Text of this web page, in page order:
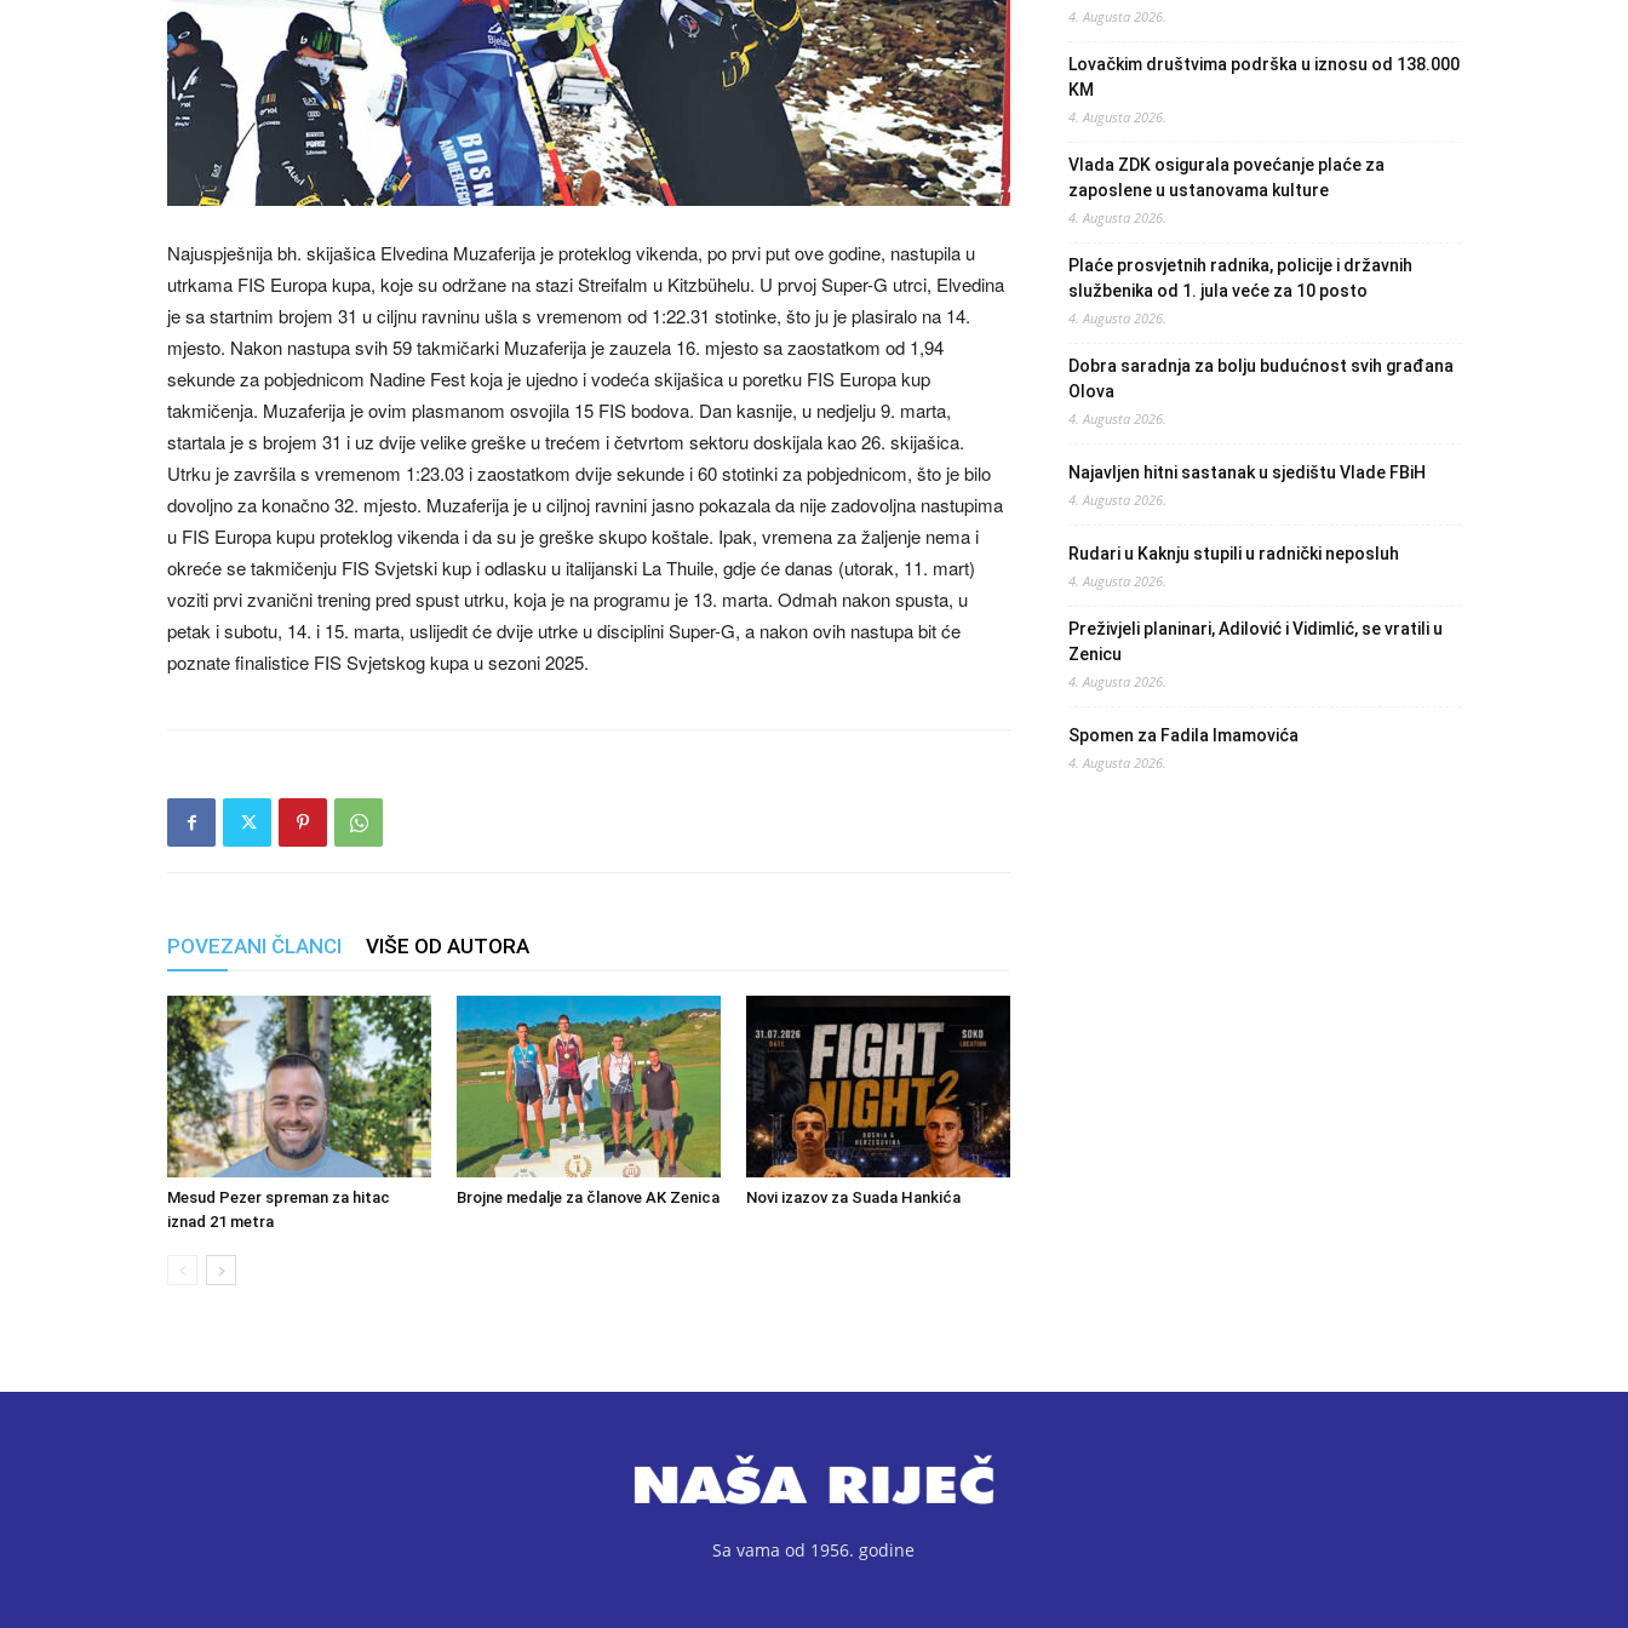
Najuspješnija bh. skijašica Elvedina Muzaferija je proteklog vikenda, po prvi put ove godine, nastupila u
utrkama FIS Europa kupa, koje su održane na stazi Streifalm u Kitzbühelu. U prvoj Super-G utrci, Elvedina
je sa startnim brojem 31 u ciljnu ravninu ušla s vremenom od 1:22.31 stotinke, što ju je plasiralo na 14.
mjesto. Nakon nastupa svih 59 takmičarki Muzaferija je zauzela 16. mjesto sa zaostatkom od 1,94
sekunde za pobjednicom Nadine Fest koja je ujedno i vodeća skijašica u poretku FIS Europa kup
takmičenja. Muzaferija je ovim plasmanom osvojila 15 FIS bodova. Dan kasnije, u nedjelju 9. marta,
startala je s brojem 31 i uz dvije velike greške u trećem i četvrtom sektoru doskijala kao 26. skijašica.
Utrku je završila s vremenom 1:23.03 i zaostatkom dvije sekunde i 60 stotinki za pobjednicom, što je bilo
dovoljno za konačno 32. mjesto. Muzaferija je u ciljnoj ravnini jasno pokazala da nije zadovoljna nastupima
u FIS Europa kupu proteklog vikenda i da su je greške skupo koštale. Ipak, vremena za žaljenje nema i
okreće se takmičenju FIS Svjetski kup i odlasku u italijanski La Thuile, gdje će danas (utorak, 11. mart)
voziti prvi zvanični trening pred spust utrku, koja je na programu je 13. marta. Odmah nakon spusta, u
petak i subotu, 14. i 15. marta, uslijedit će dvije utrke u disciplini Super-G, a nakon ovih nastupa bit će
poznate finalistice FIS Svjetskog kupa u sezoni 2025.
POVEZANI ČLANCI VIŠE OD AUTORA
Mesud Pezer spreman za hitac
iznad 21 metra
Brojne medalje za članove AK Zenica Novi izazov za Suada Hankića
4. Augusta 2026.
Lovačkim društvima podrška u iznosu od 138.000
KM
4. Augusta 2026.
Vlada ZDK osigurala povećanje plaće za
zaposlene u ustanovama kulture
4. Augusta 2026.
Plaće prosvjetnih radnika, policije i državnih
službenika od 1. jula veće za 10 posto
4. Augusta 2026.
Dobra saradnja za bolju budućnost svih građana
Olova
4. Augusta 2026.
Najavljen hitni sastanak u sjedištu Vlade FBiH
4. Augusta 2026.
Rudari u Kaknju stupili u radnički neposluh
4. Augusta 2026.
Preživjeli planinari, Adilović i Vidimlić, se vratili u
Zenicu
4. Augusta 2026.
Spomen za Fadila Imamovića
4. Augusta 2026.
Sa vama od 1956. godine